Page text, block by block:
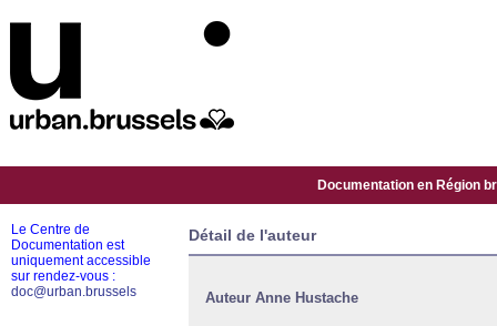
Documentation en Région
Détail de l'auteur
Auteur Anne Hustache
Le Centre de
Documentation est
uniquement accessible
sur rendez-vous :
doc@urban.brussels